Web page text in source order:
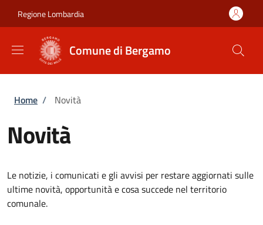
Regione Lombardia
Comune di Bergamo
Briciole di pane
Home / Novità
Novità
Le notizie, i comunicati e gli avvisi per restare aggiornati sulle
ultime novità, opportunità e cosa succede nel territorio
comunale.